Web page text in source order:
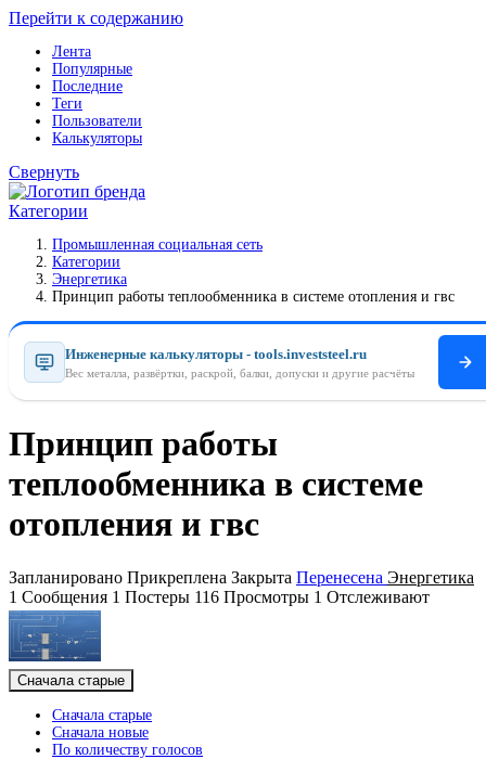
Перейти к содержанию
Лента
Популярные
Последние
Теги
Пользователи
Калькуляторы
Свернуть
Категории
Промышленная социальная сеть
Категории
Энергетика
Принцип работы теплообменника в системе отопления и гвс
Инженерные калькуляторы - tools.investsteel.ru
Вес металла, развёртки, раскрой, балки, допуски и другие расчёты
Принцип работы
теплообменника в системе
отопления и гвс
Запланировано Прикреплена Закрыта Перенесена Энергетика
1 Сообщения 1 Постеры 116 Просмотры 1 Отслеживают
Сначала старые
Сначала старые
Сначала новые
По количеству голосов